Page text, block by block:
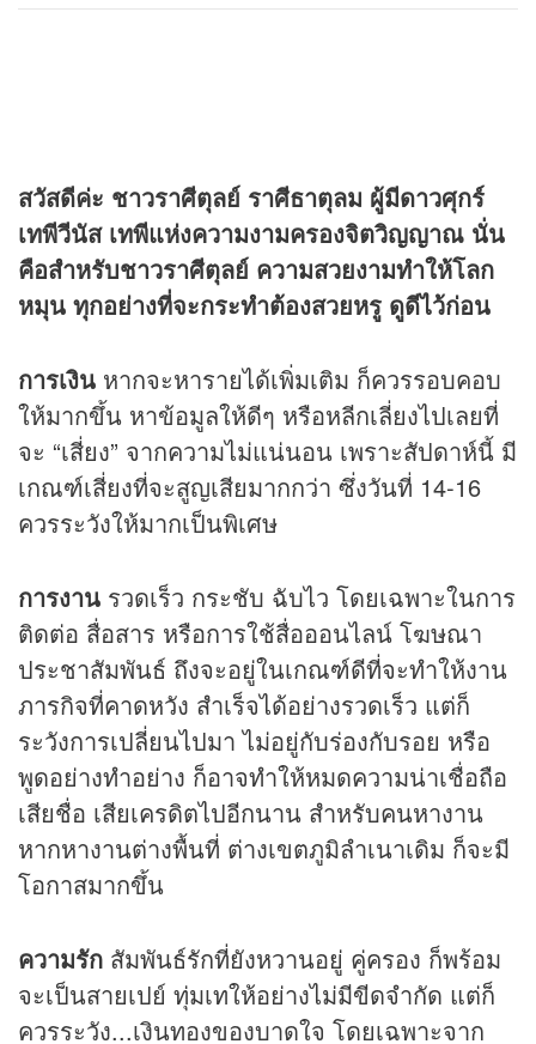
สวัสดีค่ะ ชาวราศีตุลย์ ราศีธาตุลม ผู้มีดาวศุกร์
เทพีวีนัส เทพีแห่งความงามครองจิตวิญญาณ นั่น
คือสำหรับชาวราศีตุลย์ ความสวยงามทำให้โลก
หมุน ทุกอย่างที่จะกระทำต้องสวยหรู ดูดีไว้ก่อน
การเงิน หากจะหารายได้เพิ่มเติม ก็ควรรอบคอบ
ให้มากขึ้น หาข้อมูลให้ดีๆ หรือหลีกเลี่ยงไปเลยที่
จะ “เสี่ยง” จากความไม่แน่นอน เพราะสัปดาห์นี้ มี
เกณฑ์เสี่ยงที่จะสูญเสียมากกว่า ซึ่งวันที่ 14-16
ควรระวังให้มากเป็นพิเศษ
การงาน รวดเร็ว กระชับ ฉับไว โดยเฉพาะในการ
ติดต่อ สื่อสาร หรือการใช้สื่อออนไลน์ โฆษณา
ประชาสัมพันธ์ ถึงจะอยู่ในเกณฑ์ดีที่จะทำให้งาน
ภารกิจที่คาดหวัง สำเร็จได้อย่างรวดเร็ว แต่ก็
ระวังการเปลี่ยนไปมา ไม่อยู่กับร่องกับรอย หรือ
พูดอย่างทำอย่าง ก็อาจทำให้หมดความน่าเชื่อถือ
เสียชื่อ เสียเครดิตไปอีกนาน สำหรับคนหางาน
หากหางานต่างพื้นที่ ต่างเขตภูมิลำเนาเดิม ก็จะมี
โอกาสมากขึ้น
ความรัก สัมพันธ์รักที่ยังหวานอยู่ คู่ครอง ก็พร้อม
จะเป็นสายเปย์ ทุ่มเทให้อย่างไม่มีขีดจำกัด แต่ก็
ควรระวัง...เงินทองของบาดใจ โดยเฉพาะจาก